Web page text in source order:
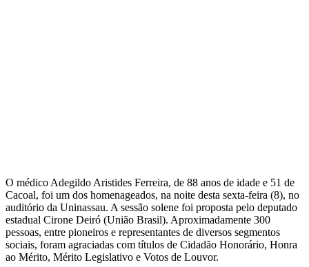
O médico Adegildo Aristides Ferreira, de 88 anos de idade e 51 de
Cacoal, foi um dos homenageados, na noite desta sexta-feira (8), no
auditório da Uninassau. A sessão solene foi proposta pelo deputado
estadual Cirone Deiró (União Brasil). Aproximadamente 300
pessoas, entre pioneiros e representantes de diversos segmentos
sociais, foram agraciadas com títulos de Cidadão Honorário, Honra
ao Mérito, Mérito Legislativo e Votos de Louvor.